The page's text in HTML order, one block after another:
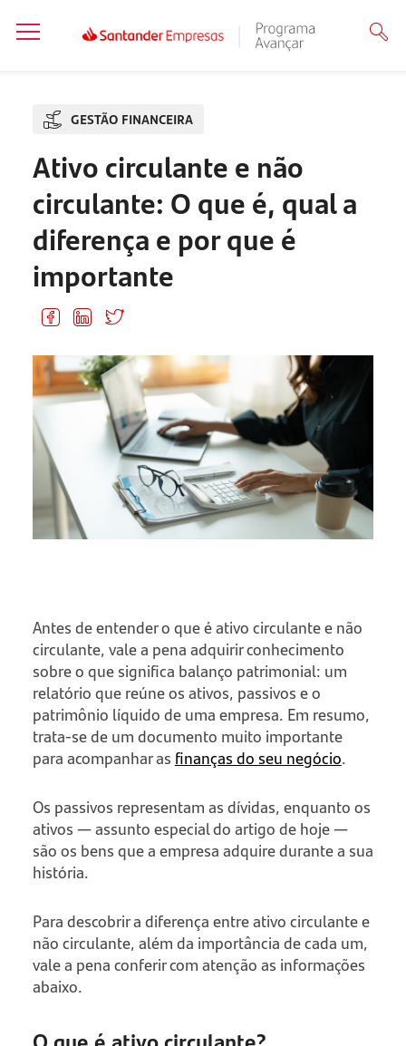
GESTÃO FINANCEIRA
Ativo circulante e não
circulante: O que é, qual a
diferença e por que é
importante
Antes de entender o que é ativo circulante e não
circulante, vale a pena adquirir conhecimento
sobre o que significa balanço patrimonial: um
relatório que reúne os ativos, passivos e o
patrimônio líquido de uma empresa. Em resumo,
trata-se de um documento muito importante
para acompanhar as finanças do seu negócio.
Os passivos representam as dívidas, enquanto os
ativos — assunto especial do artigo de hoje —
são os bens que a empresa adquire durante a sua
história.
Para descobrir a diferença entre ativo circulante e
não circulante, além da importância de cada um,
vale a pena conferir com atenção as informações
abaixo.